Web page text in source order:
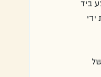
ביד
ידי
של